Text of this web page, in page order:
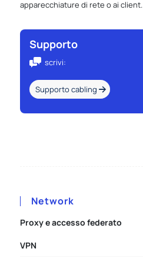
apparecchiature di rete o ai client.
Supporto
scrivi:
Supporto cabling
Network
Proxy e accesso federato
VPN